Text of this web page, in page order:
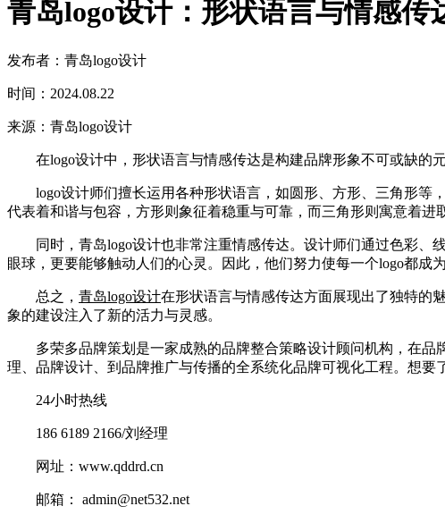
青岛logo设计：形状语言与情感传
发布者：青岛logo设计
时间：2024.08.22
来源：青岛logo设计
在logo设计中，形状语言与情感传达是构建品牌形象不可或缺的元
logo设计师们擅长运用各种形状语言，如圆形、方形、三角形等
代表着和谐与包容，方形则象征着稳重与可靠，而三角形则寓意着
同时，青岛logo设计也非常注重情感传达。设计师们通过色彩、
眼球，更要能够触动人们的心灵。因此，他们努力使每一个logo都成
总之， 青岛logo设计在形状语言与情感传达方面展现出了独特的
象的建设注入了新的活力与灵感。
多荣多品牌策划是一家成熟的品牌整合策略设计顾问机构，在品
理、品牌设计、到品牌推广与传播的全系统化品牌可视化工程。想要
24小时热线
186 6189 2166/刘经理
网址：www.qddrd.cn
邮箱： admin@net532.net